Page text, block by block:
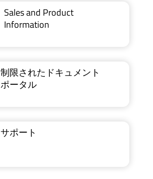
Sales and Product
Information
制限されたドキュメント
ポータル
サポート